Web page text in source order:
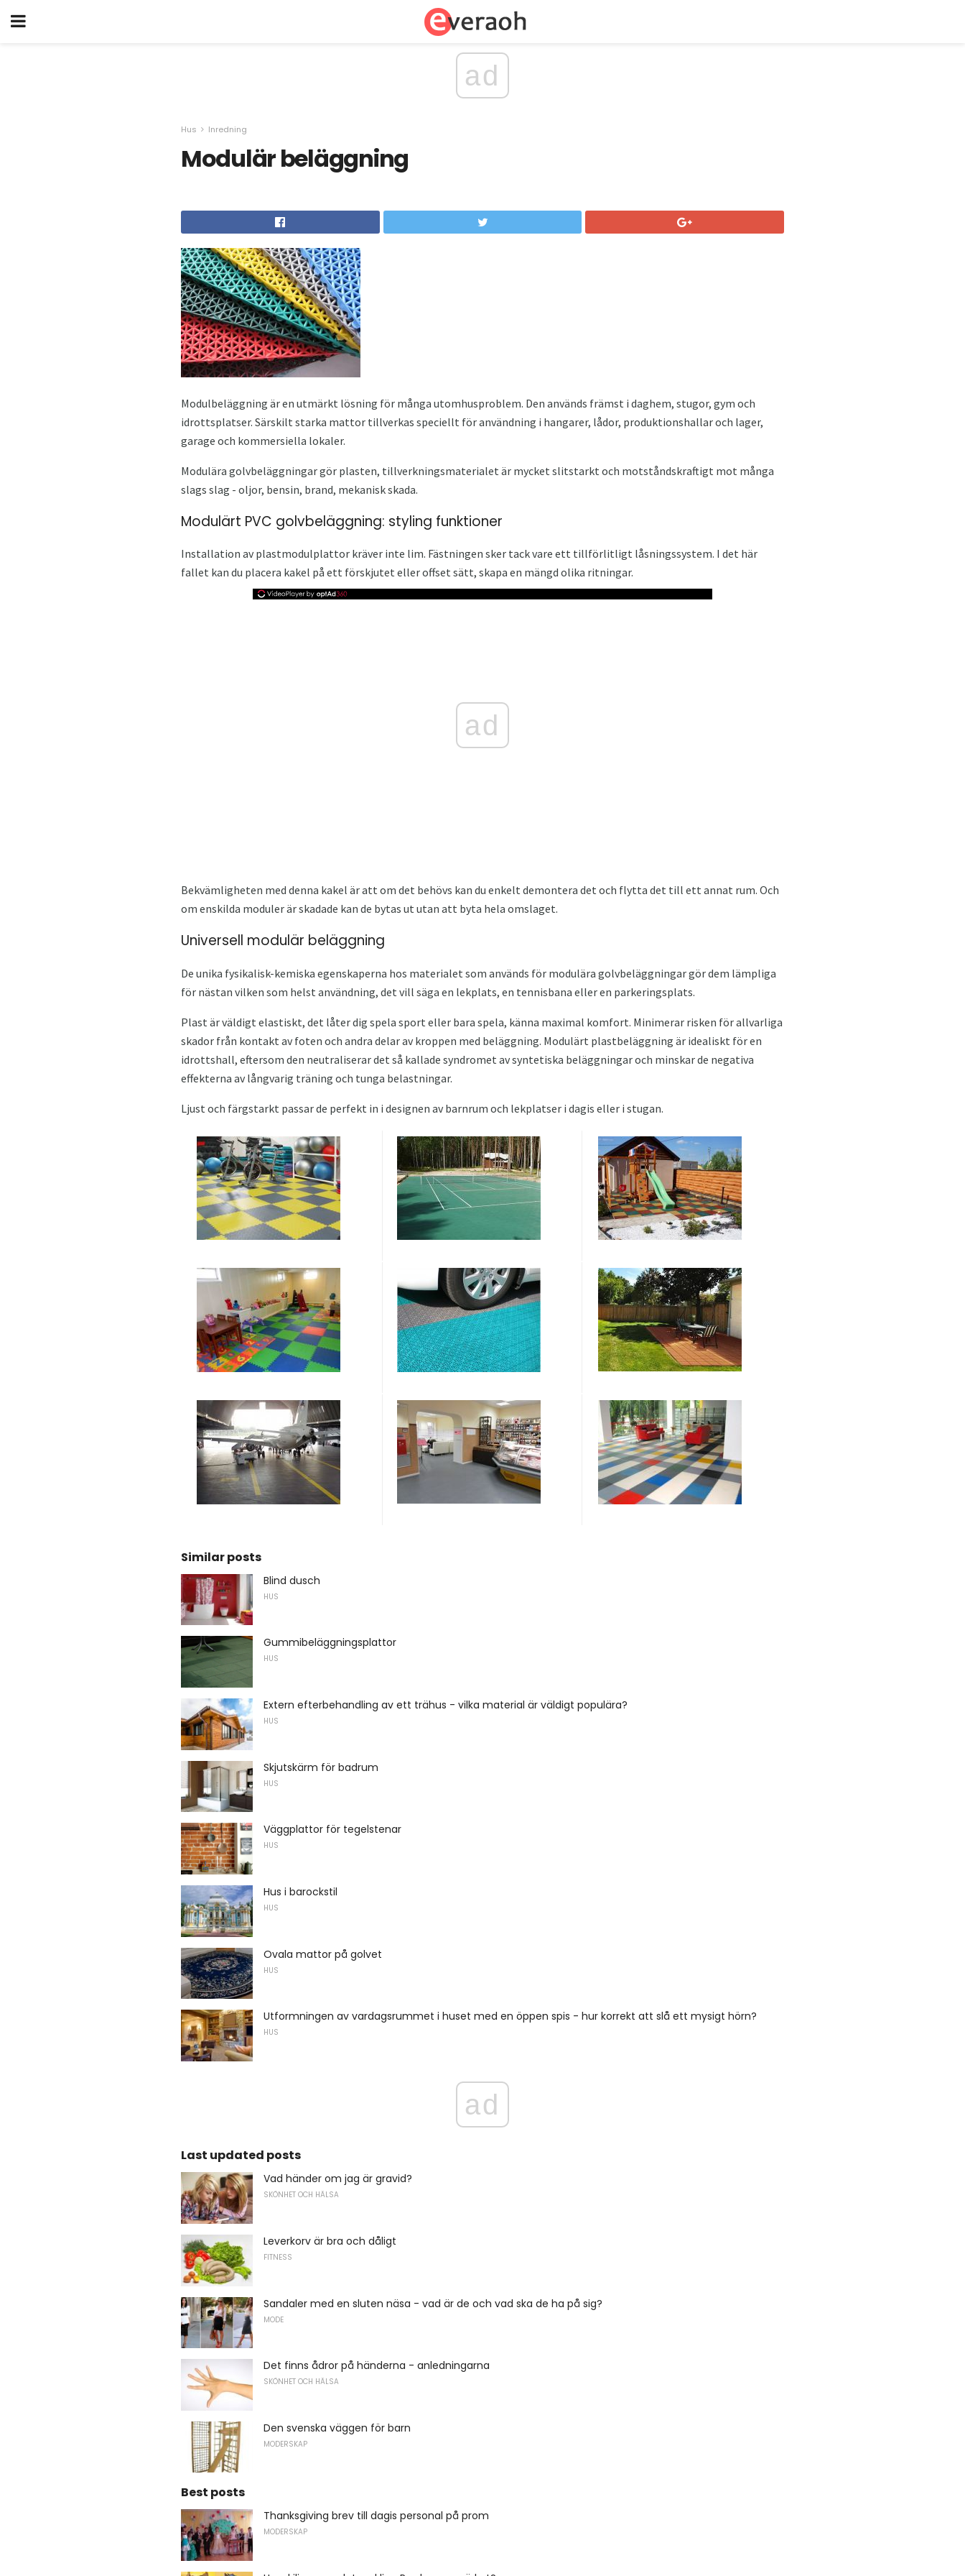
ad
Hus Inredning
Modulär beläggning
Modulbeläggning är en utmärkt lösning för många utomhusproblem. Den används främst i daghem, stugor, gym och
idrottsplatser. Särskilt starka mattor tillverkas speciellt för användning i hangarer, lådor, produktionshallar och lager,
garage och kommersiella lokaler.
Modulära golvbeläggningar gör plasten, tillverkningsmaterialet är mycket slitstarkt och motståndskraftigt mot många
slags slag - oljor, bensin, brand, mekanisk skada.
Modulärt PVC golvbeläggning: styling funktioner
Installation av plastmodulplattor kräver inte lim. Fästningen sker tack vare ett tillförlitligt låsningssystem. I det här
fallet kan du placera kakel på ett förskjutet eller offset sätt, skapa en mängd olika ritningar.
ad
Bekvämligheten med denna kakel är att om det behövs kan du enkelt demontera det och flytta det till ett annat rum. Och
om enskilda moduler är skadade kan de bytas ut utan att byta hela omslaget.
Universell modulär beläggning
De unika fysikalisk-kemiska egenskaperna hos materialet som används för modulära golvbeläggningar gör dem lämpliga
för nästan vilken som helst användning, det vill säga en lekplats, en tennisbana eller en parkeringsplats.
Plast är väldigt elastiskt, det låter dig spela sport eller bara spela, känna maximal komfort. Minimerar risken för allvarliga
skador från kontakt av foten och andra delar av kroppen med beläggning. Modulärt plastbeläggning är idealiskt för en
idrottshall, eftersom den neutraliserar det så kallade syndromet av syntetiska beläggningar och minskar de negativa
effekterna av långvarig träning och tunga belastningar.
Ljust och färgstarkt passar de perfekt in i designen av barnrum och lekplatser i dagis eller i stugan.
Similar posts
Blind dusch
HUS
Gummibeläggningsplattor
HUS
Extern efterbehandling av ett trähus - vilka material är väldigt populära?
HUS
Skjutskärm för badrum
HUS
Väggplattor för tegelstenar
HUS
Hus i barockstil
HUS
Ovala mattor på golvet
HUS
Utformningen av vardagsrummet i huset med en öppen spis - hur korrekt att slå ett mysigt hörn?
HUS
ad
Last updated posts
Vad händer om jag är gravid?
SKÖNHET OCH HÄLSA
Leverkorv är bra och dåligt
FITNESS
Sandaler med en sluten näsa - vad är de och vad ska de ha på sig?
MODE
Det finns ådror på händerna - anledningarna
SKÖNHET OCH HÄLSA
Den svenska väggen för barn
MODERSKAP
Best posts
Thanksgiving brev till dagis personal på prom
MODERSKAP